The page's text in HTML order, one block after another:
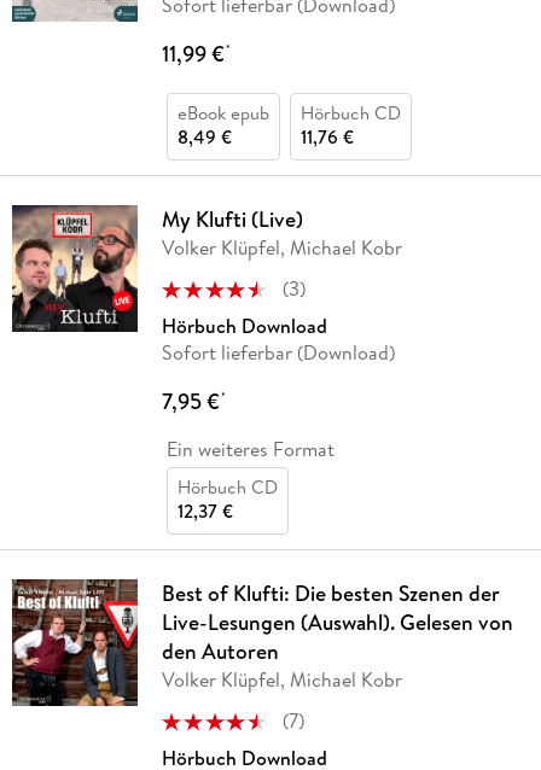
11,99 €*
eBook epub
8,49 €
Hörbuch CD
11,76 €
My Klufti (Live)
Volker Klüpfel, Michael Kobr
(3)
Hörbuch Download
Sofort lieferbar (Download)
7,95 €*
Ein weiteres Format
Hörbuch CD
12,37 €
Best of Klufti: Die besten Szenen der
Live-Lesungen (Auswahl). Gelesen von
den Autoren
Volker Klüpfel, Michael Kobr
(7)
Hörbuch Download